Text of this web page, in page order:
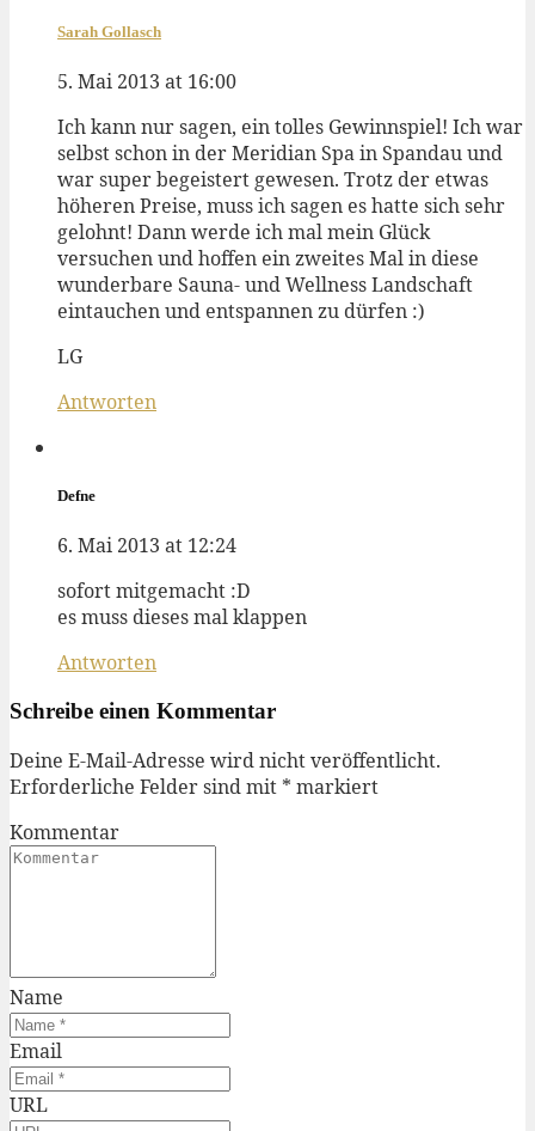
Sarah Gollasch
5. Mai 2013 at 16:00
Ich kann nur sagen, ein tolles Gewinnspiel! Ich war
selbst schon in der Meridian Spa in Spandau und
war super begeistert gewesen. Trotz der etwas
höheren Preise, muss ich sagen es hatte sich sehr
gelohnt! Dann werde ich mal mein Glück
versuchen und hoffen ein zweites Mal in diese
wunderbare Sauna- und Wellness Landschaft
eintauchen und entspannen zu dürfen :)
LG
Antworten
Defne
6. Mai 2013 at 12:24
sofort mitgemacht :D
es muss dieses mal klappen
Antworten
Schreibe einen Kommentar
Deine E-Mail-Adresse wird nicht veröffentlicht.
Erforderliche Felder sind mit * markiert
Kommentar
Name
Email
URL